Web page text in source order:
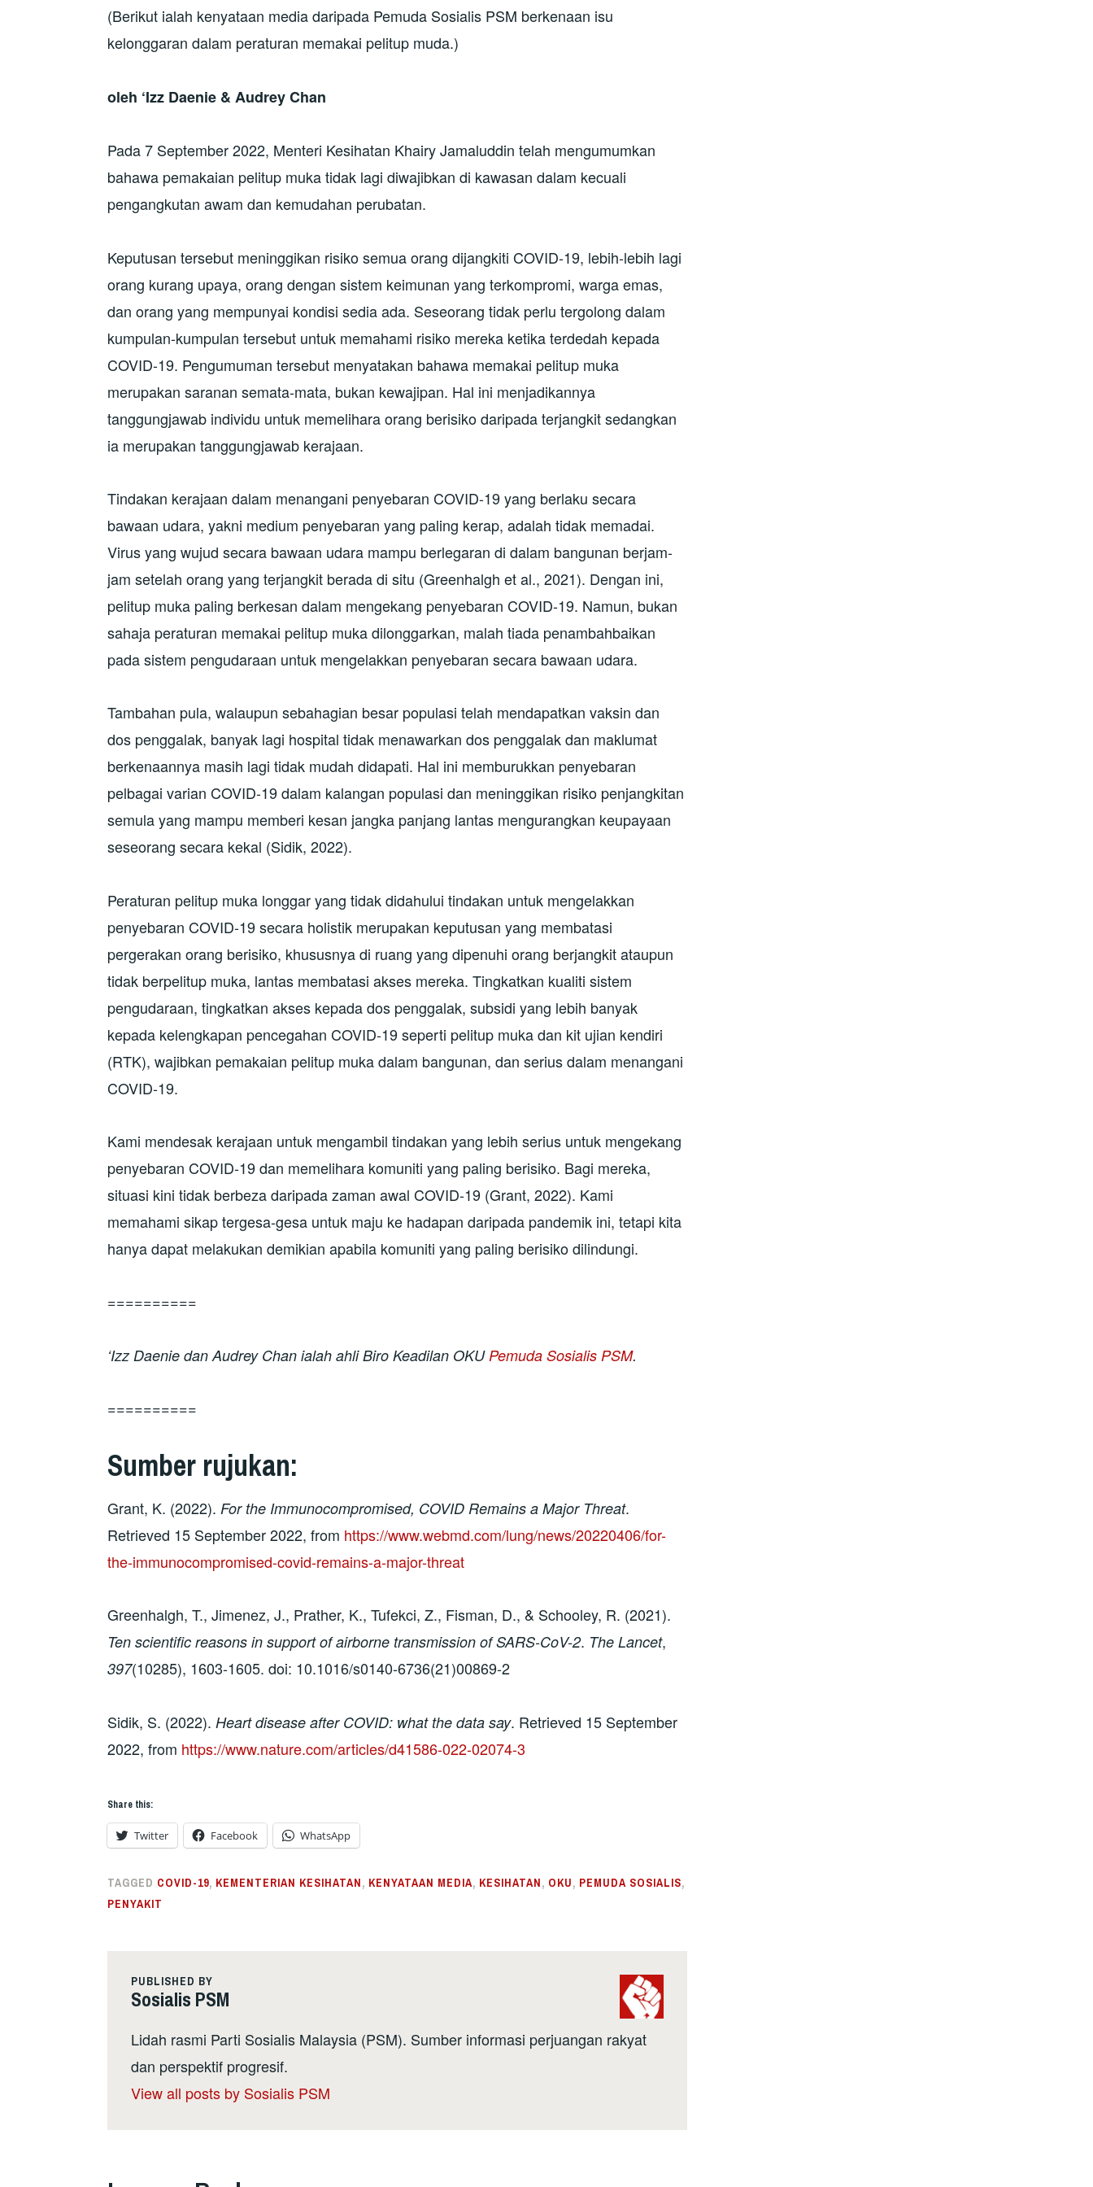
(Berikut ialah kenyataan media daripada Pemuda Sosialis PSM berkenaan isu
kelonggaran dalam peraturan memakai pelitup muda.)
oleh ‘Izz Daenie & Audrey Chan
Pada 7 September 2022, Menteri Kesihatan Khairy Jamaluddin telah mengumumkan
bahawa pemakaian pelitup muka tidak lagi diwajibkan di kawasan dalam kecuali
pengangkutan awam dan kemudahan perubatan.
Keputusan tersebut meninggikan risiko semua orang dijangkiti COVID-19, lebih-lebih lagi
orang kurang upaya, orang dengan sistem keimunan yang terkompromi, warga emas,
dan orang yang mempunyai kondisi sedia ada. Seseorang tidak perlu tergolong dalam
kumpulan-kumpulan tersebut untuk memahami risiko mereka ketika terdedah kepada
COVID-19. Pengumuman tersebut menyatakan bahawa memakai pelitup muka
merupakan saranan semata-mata, bukan kewajipan. Hal ini menjadikannya
tanggungjawab individu untuk memelihara orang berisiko daripada terjangkit sedangkan
ia merupakan tanggungjawab kerajaan.
Tindakan kerajaan dalam menangani penyebaran COVID-19 yang berlaku secara
bawaan udara, yakni medium penyebaran yang paling kerap, adalah tidak memadai.
Virus yang wujud secara bawaan udara mampu berlegaran di dalam bangunan berjam-
jam setelah orang yang terjangkit berada di situ (Greenhalgh et al., 2021). Dengan ini,
pelitup muka paling berkesan dalam mengekang penyebaran COVID-19. Namun, bukan
sahaja peraturan memakai pelitup muka dilonggarkan, malah tiada penambahbaikan
pada sistem pengudaraan untuk mengelakkan penyebaran secara bawaan udara.
Tambahan pula, walaupun sebahagian besar populasi telah mendapatkan vaksin dan
dos penggalak, banyak lagi hospital tidak menawarkan dos penggalak dan maklumat
berkenaannya masih lagi tidak mudah didapati. Hal ini memburukkan penyebaran
pelbagai varian COVID-19 dalam kalangan populasi dan meninggikan risiko penjangkitan
semula yang mampu memberi kesan jangka panjang lantas mengurangkan keupayaan
seseorang secara kekal (Sidik, 2022).
Peraturan pelitup muka longgar yang tidak didahului tindakan untuk mengelakkan
penyebaran COVID-19 secara holistik merupakan keputusan yang membatasi
pergerakan orang berisiko, khususnya di ruang yang dipenuhi orang berjangkit ataupun
tidak berpelitup muka, lantas membatasi akses mereka. Tingkatkan kualiti sistem
pengudaraan, tingkatkan akses kepada dos penggalak, subsidi yang lebih banyak
kepada kelengkapan pencegahan COVID-19 seperti pelitup muka dan kit ujian kendiri
(RTK), wajibkan pemakaian pelitup muka dalam bangunan, dan serius dalam menangani
COVID-19.
Kami mendesak kerajaan untuk mengambil tindakan yang lebih serius untuk mengekang
penyebaran COVID-19 dan memelihara komuniti yang paling berisiko. Bagi mereka,
situasi kini tidak berbeza daripada zaman awal COVID-19 (Grant, 2022). Kami
memahami sikap tergesa-gesa untuk maju ke hadapan daripada pandemik ini, tetapi kita
hanya dapat melakukan demikian apabila komuniti yang paling berisiko dilindungi.
==========
‘Izz Daenie dan Audrey Chan ialah ahli Biro Keadilan OKU Pemuda Sosialis PSM.
==========
Sumber rujukan:
Grant, K. (2022). For the Immunocompromised, COVID Remains a Major Threat.
Retrieved 15 September 2022, from https://www.webmd.com/lung/news/20220406/for-
the-immunocompromised-covid-remains-a-major-threat
Greenhalgh, T., Jimenez, J., Prather, K., Tufekci, Z., Fisman, D., & Schooley, R. (2021).
Ten scientific reasons in support of airborne transmission of SARS-CoV-2. The Lancet,
397(10285), 1603-1605. doi: 10.1016/s0140-6736(21)00869-2
Sidik, S. (2022). Heart disease after COVID: what the data say. Retrieved 15 September
2022, from https://www.nature.com/articles/d41586-022-02074-3
Share this:
Twitter Facebook WhatsApp
TAGGED COVID-19, KEMENTERIAN KESIHATAN, KENYATAAN MEDIA, KESIHATAN, OKU, PEMUDA SOSIALIS,
PENYAKIT
PUBLISHED BY
Sosialis PSM
Lidah rasmi Parti Sosialis Malaysia (PSM). Sumber informasi perjuangan rakyat
dan perspektif progresif.
View all posts by Sosialis PSM